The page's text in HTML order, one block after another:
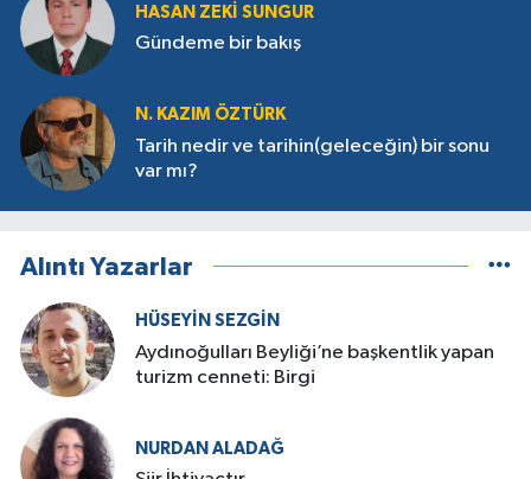
HASAN ZEKI SUNGUR
Gündeme bir bakış
N. KAZIM ÖZTÜRK
Tarih nedir ve tarihin(geleceğin) bir sonu
var mı?
Alıntı Yazarlar
HÜSEYIN SEZGIN
Aydınoğulları Beyliği’ne başkentlik yapan
turizm cenneti: Birgi
NURDAN ALADAĞ